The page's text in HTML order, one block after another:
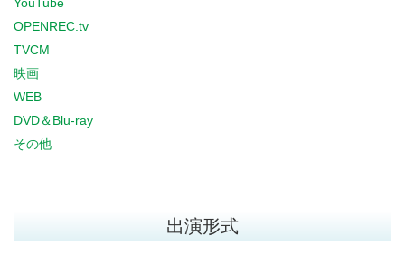
OPENREC.tv
TVCM
映画
WEB
DVD＆Blu-ray
その他
出演形式